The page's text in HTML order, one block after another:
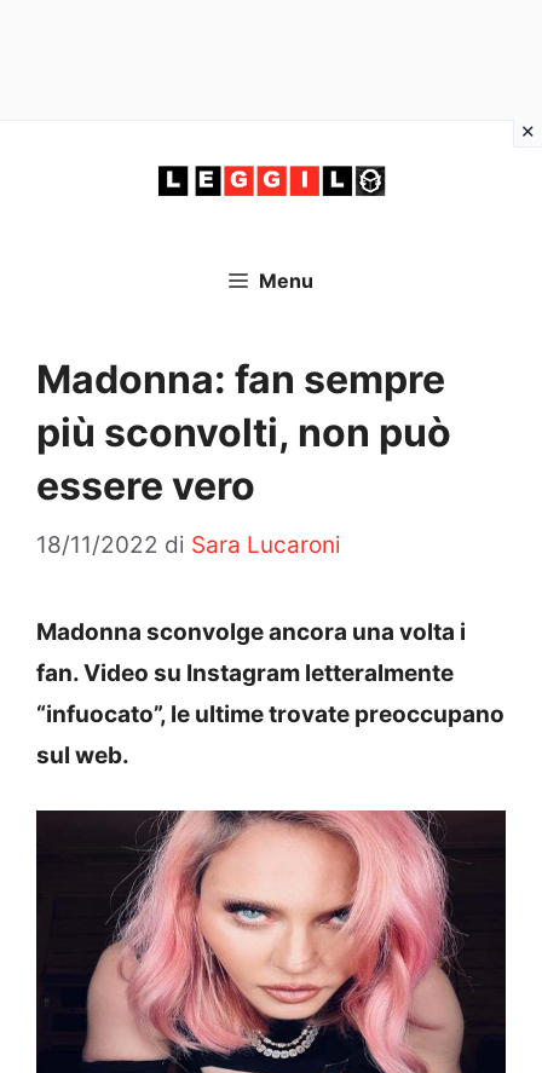
Menu
Madonna: fan sempre
più sconvolti, non può
essere vero
18/11/2022 di Sara Lucaroni
Madonna sconvolge ancora una volta i
fan. Video su Instagram letteralmente
“infuocato”, le ultime trovate preoccupano
sul web.